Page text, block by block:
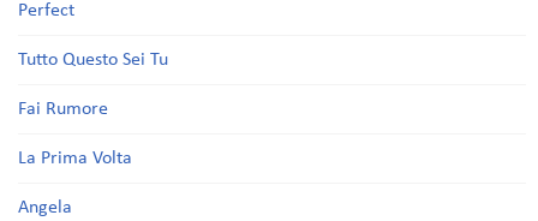
Perfect
Tutto Questo Sei Tu
Fai Rumore
La Prima Volta
Angela